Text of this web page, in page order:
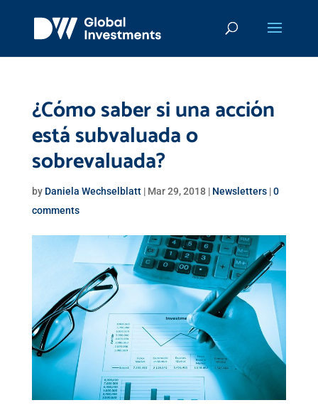
¿Cómo saber si una acción
está subvaluada o
sobrevaluada?
by Daniela Wechselblatt| Mar 29, 2018| Newsletters|0
comments